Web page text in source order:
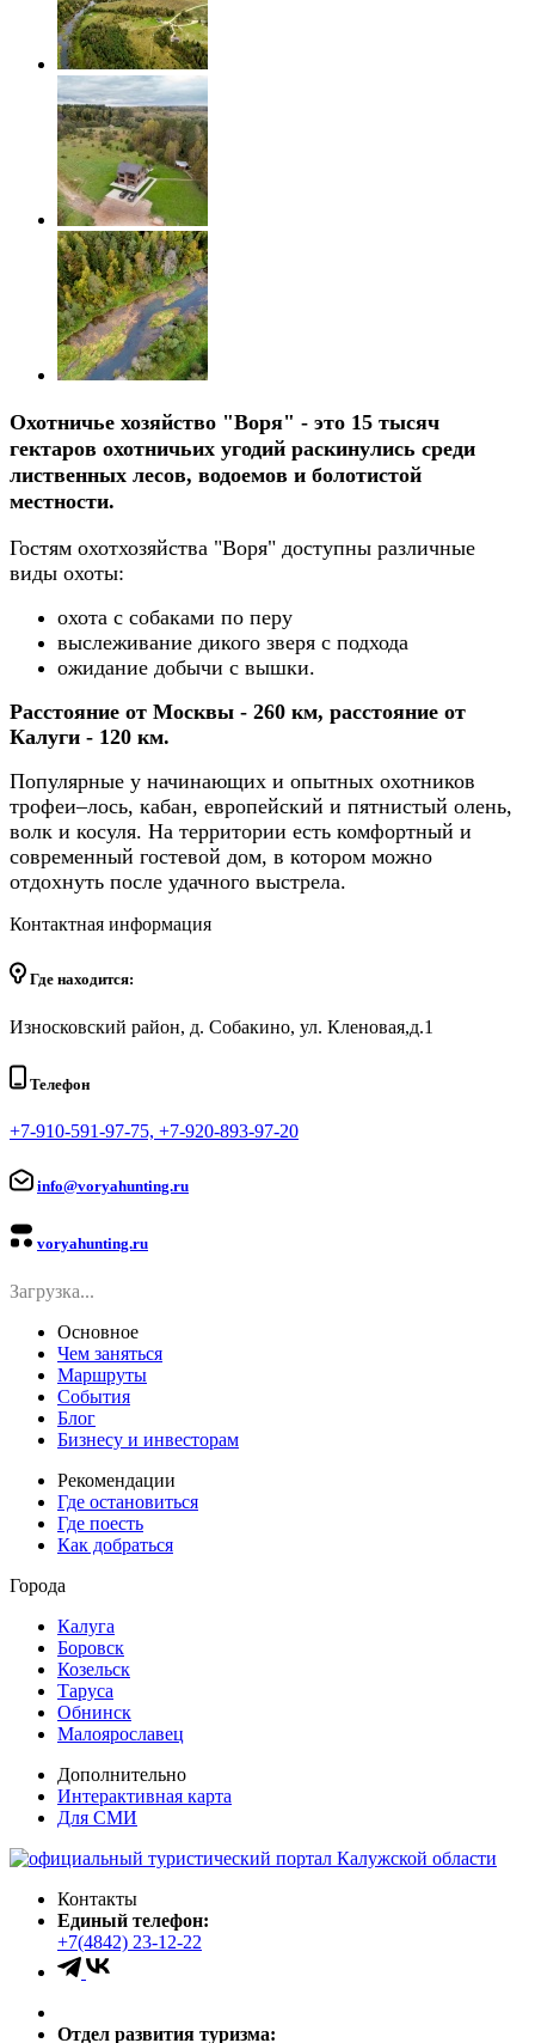
Охотничье хозяйство "Воря" - это 15 тысяч
гектаров охотничьих угодий раскинулись среди
лиственных лесов, водоемов и болотистой
местности.
Гостям охотхозяйства "Воря" доступны различные
виды охоты:
охота с собаками по перу
выслеживание дикого зверя с подхода
ожидание добычи с вышки.
Расстояние от Москвы - 260 км, расстояние от
Калуги - 120 км.
Популярные у начинающих и опытных охотников
трофеи–лось, кабан, европейский и пятнистый олень,
волк и косуля. На территории есть комфортный и
современный гостевой дом, в котором можно
отдохнуть после удачного выстрела.
Контактная информация
Где находится:
Износковский район, д. Собакино, ул. Кленовая,д.1
Телефон
+7-910-591-97-75, +7-920-893-97-20
info@voryahunting.ru
voryahunting.ru
Загрузка...
Основное
Чем заняться
Маршруты
События
Блог
Бизнесу и инвесторам
Рекомендации
Где остановиться
Где поесть
Как добраться
Города
Калуга
Боровск
Козельск
Таруса
Обнинск
Малоярославец
Дополнительно
Интерактивная карта
Для СМИ
Контакты
Единый телефон:
+7(4842) 23-12-22
Отдел развития туризма: